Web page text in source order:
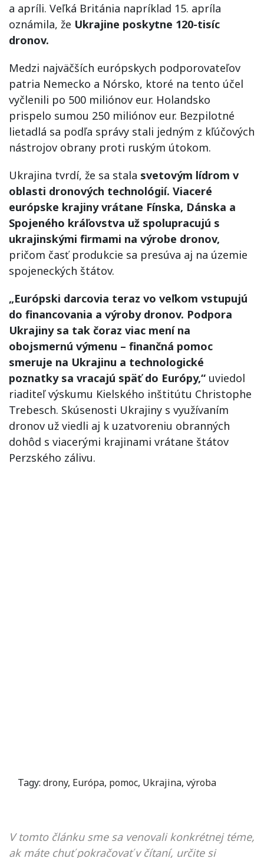
a apríli. Veľká Británia napríklad 15. apríla
oznámila, že Ukrajine poskytne 120-tisíc
dronov.
Medzi najväčších európskych podporovateľov
patria Nemecko a Nórsko, ktoré na tento účel
vyčlenili po 500 miliónov eur. Holandsko
prispelo sumou 250 miliónov eur. Bezpilotné
lietadlá sa podľa správy stali jedným z kľúčových
nástrojov obrany proti ruským útokom.
Ukrajina tvrdí, že sa stala svetovým lídrom v
oblasti dronových technológií. Viaceré
európske krajiny vrátane Fínska, Dánska a
Spojeného kráľovstva už spolupracujú s
ukrajinskými firmami na výrobe dronov,
pričom časť produkcie sa presúva aj na územie
spojeneckých štátov.
„Európski darcovia teraz vo veľkom vstupujú
do financovania a výroby dronov. Podpora
Ukrajiny sa tak čoraz viac mení na
obojsmernú výmenu – finančná pomoc
smeruje na Ukrajinu a technologické
poznatky sa vracajú späť do Európy,“ uviedol
riaditeľ výskumu Kielského inštitútu Christophe
Trebesch. Skúsenosti Ukrajiny s využívaním
dronov už viedli aj k uzatvoreniu obranných
dohôd s viacerými krajinami vrátane štátov
Perzského zálivu.
Tagy: drony, Európa, pomoc, Ukrajina, výroba
V tomto článku sme sa venovali konkrétnej téme,
ak máte chuť pokračovať v čítaní, určite si